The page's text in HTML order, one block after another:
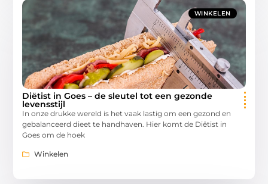
WINKELEN
Diëtist in Goes – de sleutel tot een gezonde
levensstijl
In onze drukke wereld is het vaak lastig om een gezond en
gebalanceerd dieet te handhaven. Hier komt de Diëtist in
Goes om de hoek
Winkelen